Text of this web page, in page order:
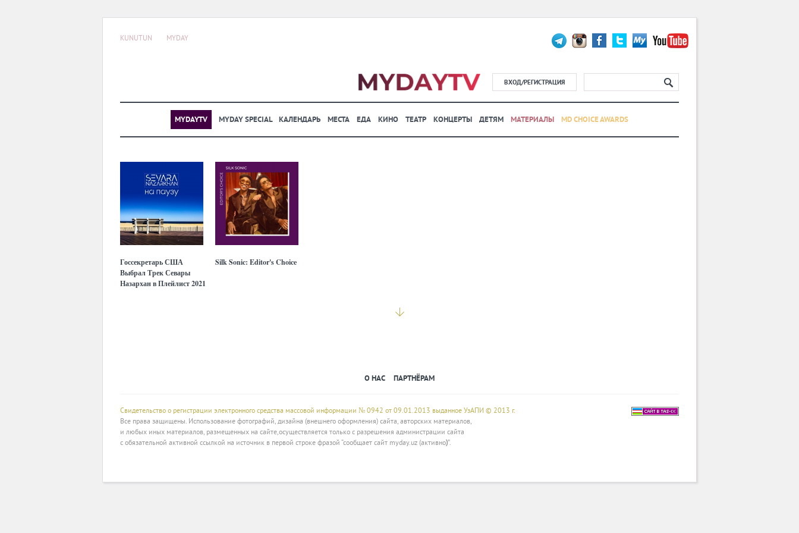
KUNUTUN MYDAY
ВХОД/РЕГИСТРАЦИЯ
MYDAYTV MYDAY SPECIAL КАЛЕНДАРЬ МЕСТА ЕДА КИНО ТЕАТР КОНЦЕРТЫ ДЕТЯМ МАТЕРИАЛЫ MD CHOICE AWARDS
Госсекретарь США
Выбрал Трек Севары
Назархан в Плейлист 2021
Silk Sonic: Editor's Choice
О НАС ПАРТНЁРАМ
Свидетельство о регистрации электронного средства массовой информации № 0942 от 09.01.2013 выданное УзАПИ © 2013 г.
Все права защищены. Использование фотографий, дизайна (внешнего оформления) сайта, авторских материалов,
и любых иных материалов, размещенных на сайте,осуществляется только с разрешения администрации сайта
с обязательной активной ссылкой на источник в первой строке фразой “сообщает сайт myday.uz (активно)”.